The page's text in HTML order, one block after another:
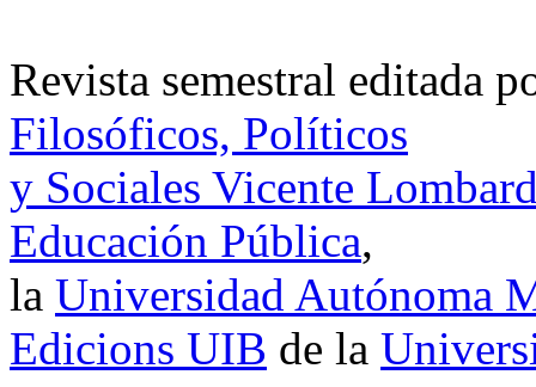
Revista semestral editada
Filosóficos, Políticos
y Sociales Vicente
Educación Pública,
la Universidad Autónoma
Edicions UIB de la